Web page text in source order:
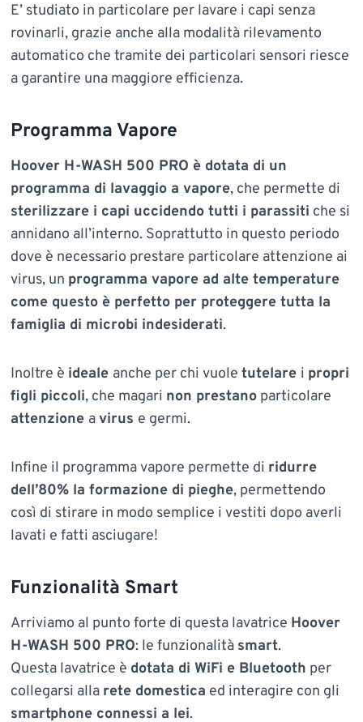
E’ studiato in particolare per lavare i capi senza
rovinarli, grazie anche alla modalità rilevamento
automatico che tramite dei particolari sensori riesce
a garantire una maggiore efficienza.
Programma Vapore
Hoover H-WASH 500 PRO è dotata di un
programma di lavaggio a vapore, che permette di
sterilizzare i capi uccidendo tutti i parassiti che si
annidano all’interno. Soprattutto in questo periodo
dove è necessario prestare particolare attenzione ai
virus, un programma vapore ad alte temperature
come questo è perfetto per proteggere tutta la
famiglia di microbi indesiderati.
Inoltre è ideale anche per chi vuole tutelare i propri
figli piccoli, che magari non prestanoparticolare
attenzione avirus e germi.
Infine il programma vapore permette di ridurre
dell’80% la formazione di pieghe, permettendo
così di stirare in modo semplice i vestiti dopo averli
lavati e fatti asciugare!
Funzionalità Smart
Arriviamo al punto forte di questa lavatrice Hoover
H-WASH 500 PRO: le funzionalità smart.
Questa lavatrice è dotata di WiFi e Bluetooth per
collegarsi alla rete domestica ed interagire con gli
smartphone connessi a lei.